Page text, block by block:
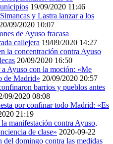
19/09/2020 11:46
y Lastra lanzar a los
20/09/2020 10:07
de Ayuso fracasa
callejera 19/09/2020 14:27
la concentración contra Ayuso
20/09/2020 16:50
Ayuso con la moción: «Me
de Madrid» 20/09/2020 20:57
barrios y pueblos antes
09/2020 08:08
por confinar todo Madrid: «Es
21:19
manifestación contra Ayuso,
de clase» 2020-09-22
del domingo contra las medidas